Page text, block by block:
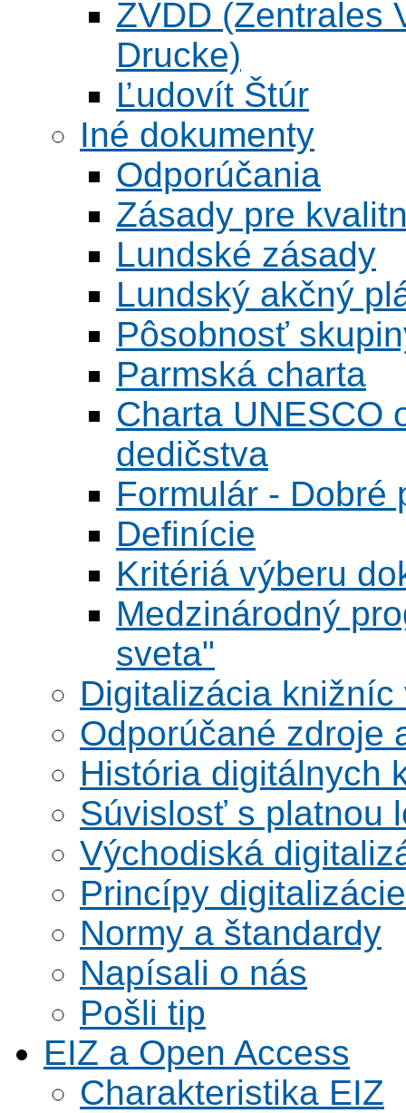
ZVDD (Zentrales
Drucke)
Ľudovít Štúr
Iné dokumenty
Odporúčania
Zásady pre
Lundské zásady
Lundský akčný
Pôsobnosť
Parmská charta
Charta UNESCO
dedičstva
Formulár - Dobré
Definície
Kritériá výberu
Medzinárodný
sveta"
Digitalizácia knižníc
Odporúčané zdroje
História digitálnych
Súvislosť s platnou
Východiská
Princípy digitalizácie
Normy a štandardy
Napísali o nás
Pošli tip
EIZ a Open Access
Charakteristika EIZ